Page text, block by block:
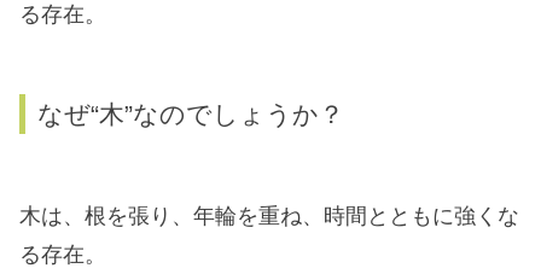
る存在。
なぜ“木”なのでしょうか？
木は、根を張り、年輪を重ね、時間とともに強くな
る存在。